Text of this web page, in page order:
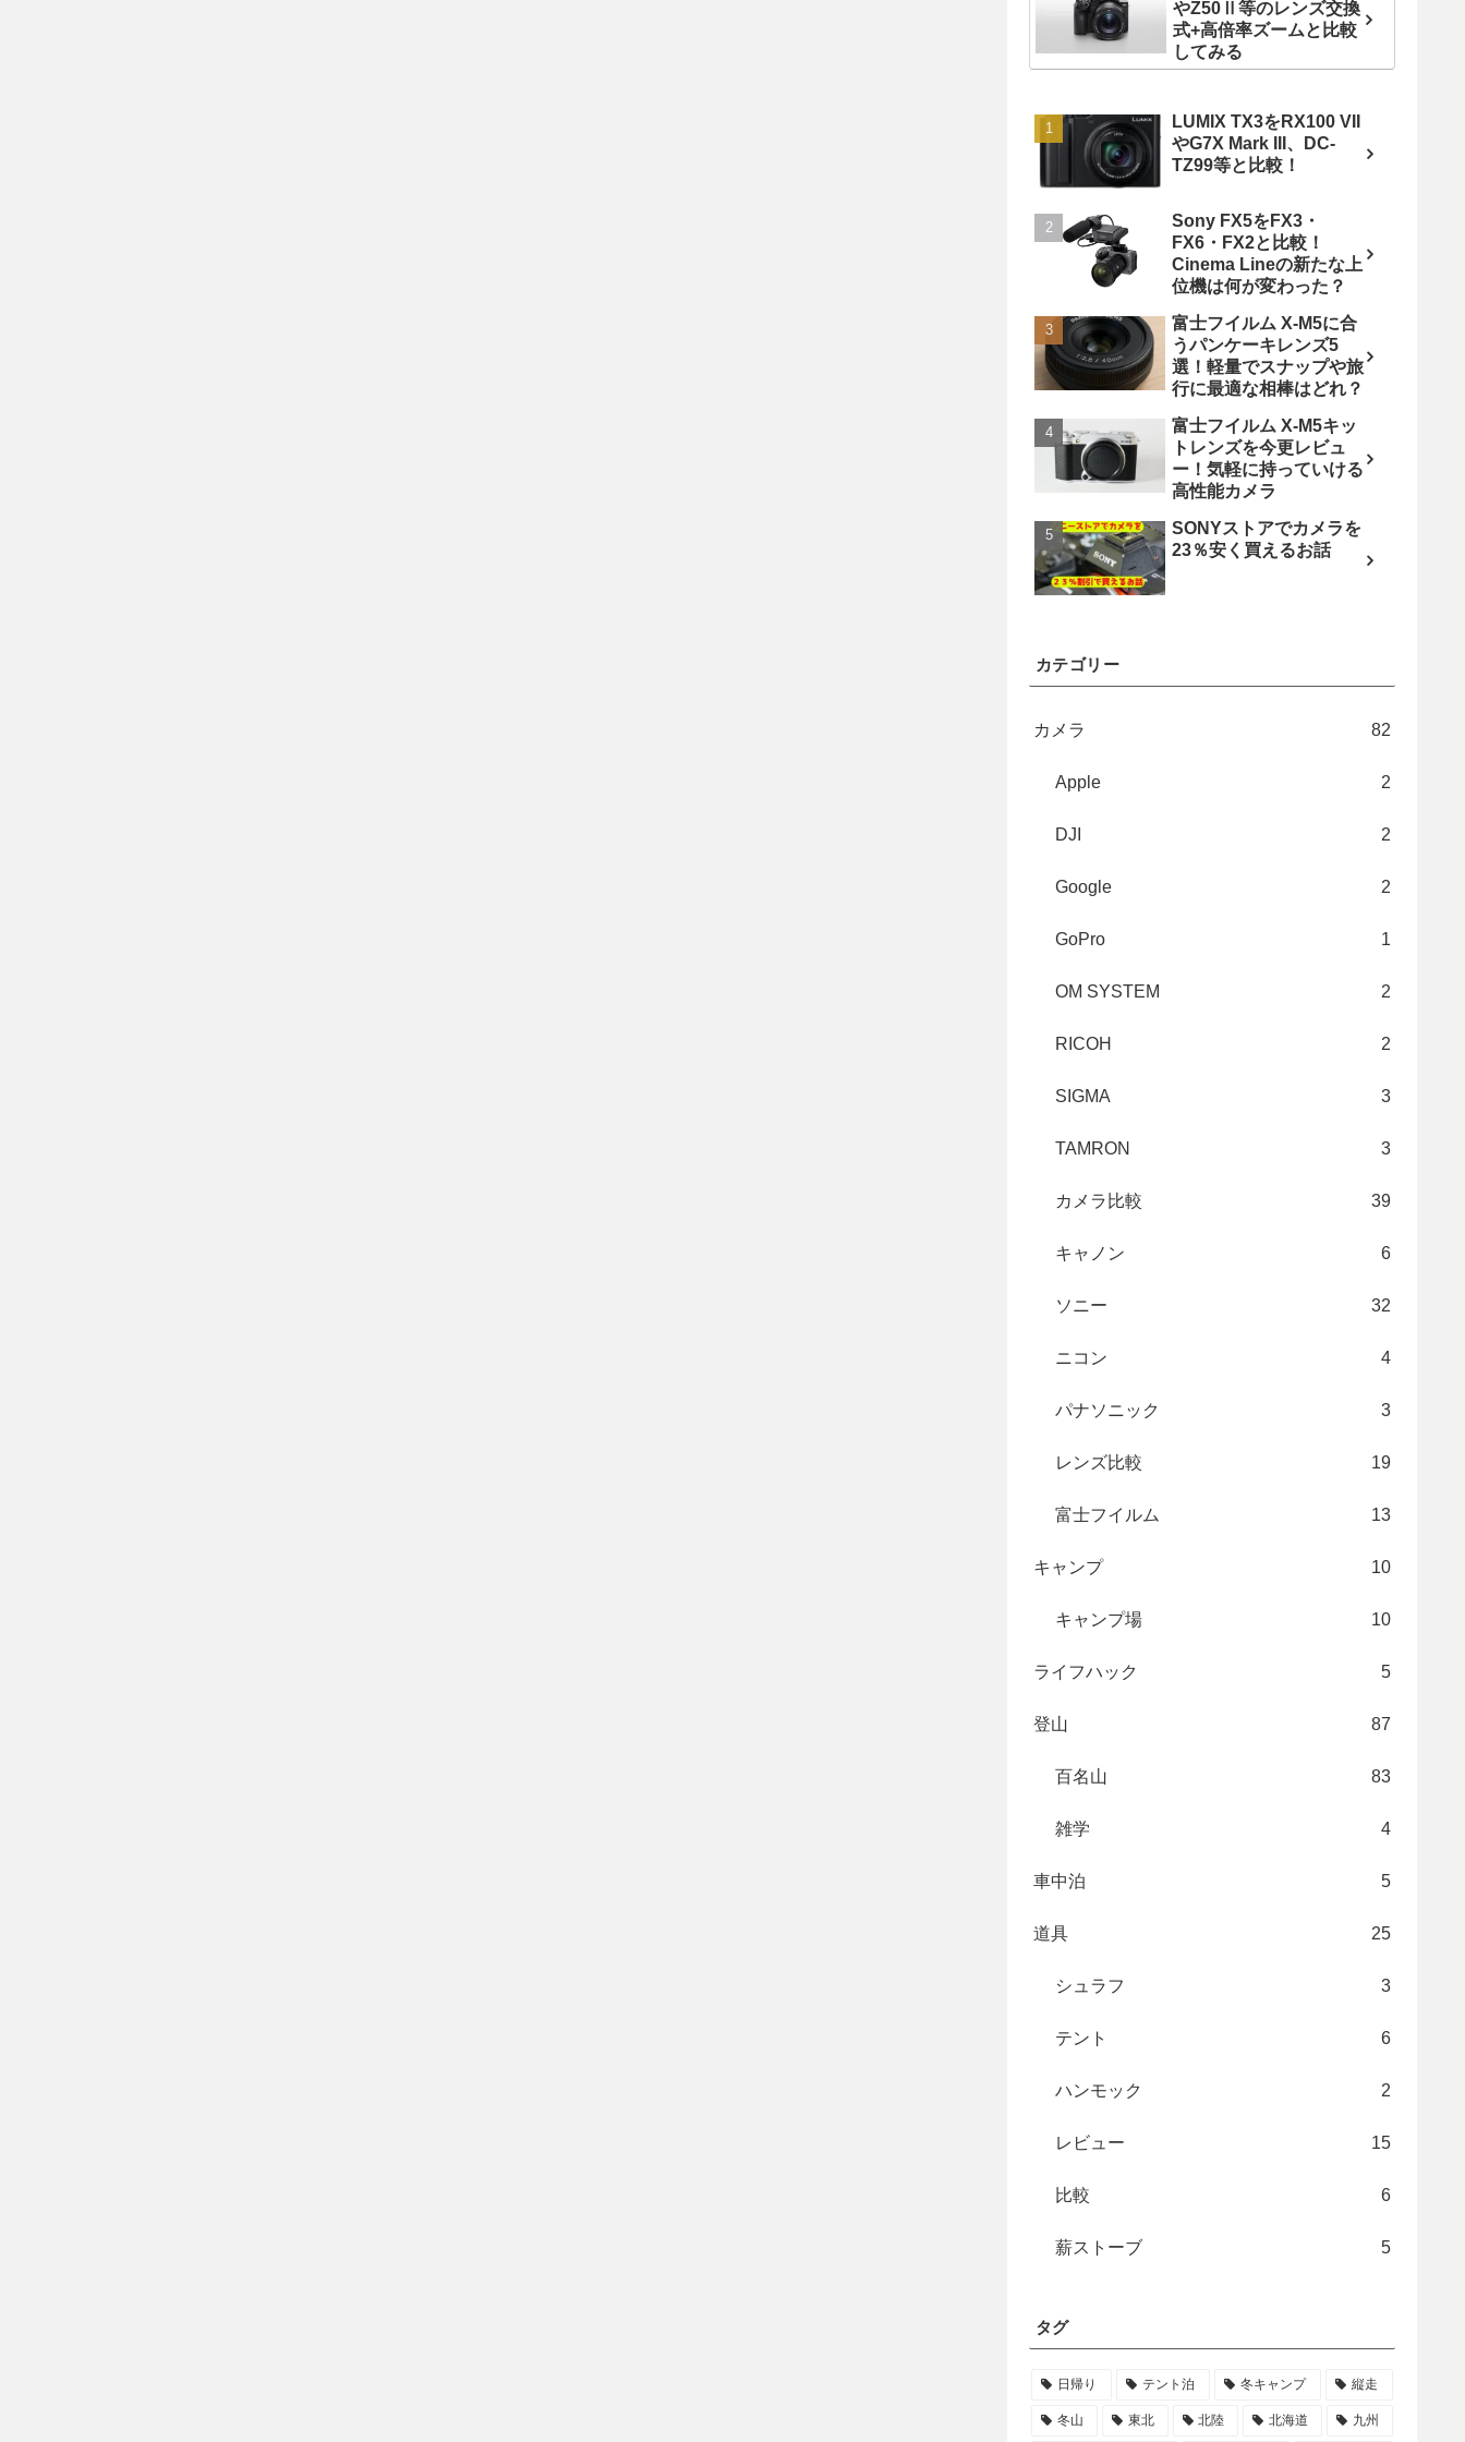
やZ50Ⅱ等のレンズ交換
式+高倍率ズームと比較
してみる
LUMIX TX3をRX100 VII
やG7X Mark III、DC-
TZ99等と比較！
Sony FX5をFX3・
FX6・FX2と比較！
Cinema Lineの新たな上
位機は何が変わった？
富士フイルム X-M5に合
うパンケーキレンズ5
選！軽量でスナップや旅
行に最適な相棒はどれ？
富士フイルム X-M5キッ
トレンズを今更レビュ
ー！気軽に持っていける
高性能カメラ
SONYストアでカメラを
23％安く買えるお話
カテゴリー
カメラ 82
Apple 2
DJI 2
Google 2
GoPro 1
OM SYSTEM 2
RICOH 2
SIGMA 3
TAMRON 3
カメラ比較 39
キャノン 6
ソニー 32
ニコン 4
パナソニック 3
レンズ比較 19
富士フイルム 13
キャンプ 10
キャンプ場 10
ライフハック 5
登山 87
百名山 83
雑学 4
車中泊 5
道具 25
シュラフ 3
テント 6
ハンモック 2
レビュー 15
比較 6
薪ストーブ 5
タグ
日帰り テント泊 冬キャンプ 縦走
冬山 東北 北陸 北海道 九州